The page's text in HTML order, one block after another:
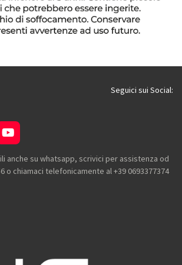
Seguici sui Social:
Y
o
u
T
anche su whatsapp, scrivici per assistenza od
o chiamaci telefonicamente al +39 0693377374